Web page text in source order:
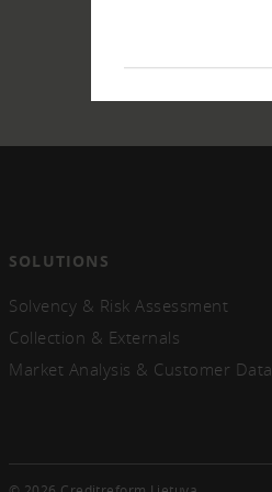
SOLUTIONS
Solvency & Risk Assessment
Collection & Externals
Market Analysis & Customer Data